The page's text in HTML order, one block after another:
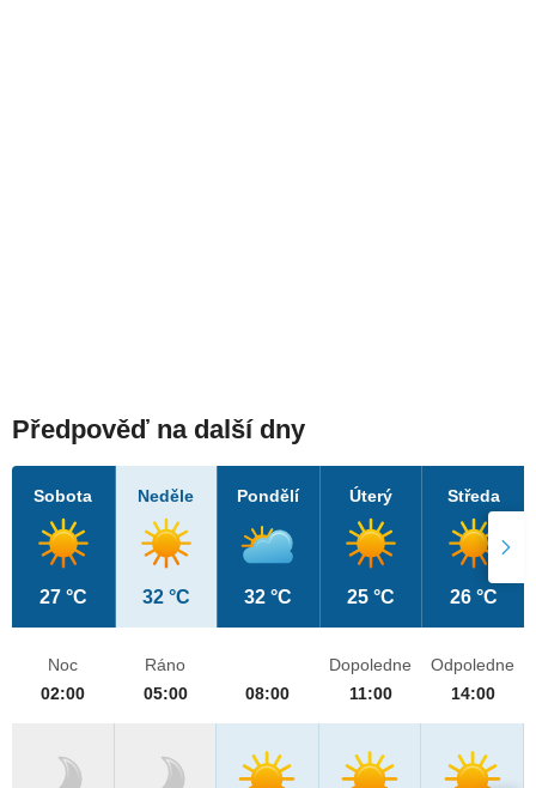
Předpověď na další dny
Sobota
27 °C
Neděle
32 °C
Pondělí
32 °C
Úterý
25 °C
Středa
26 °C
Noc
02:00
Ráno
05:00
08:00
Dopoledne
11:00
Odpoledne
14:00